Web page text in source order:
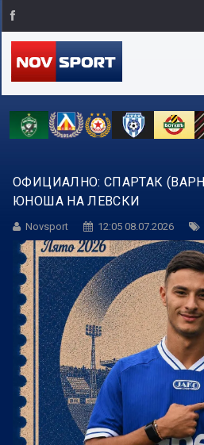
ОФИЦИАЛНО: СПАРТАК
ЮНОША НА ЛЕВСКИ
Novsport 12:05 08.07.2026